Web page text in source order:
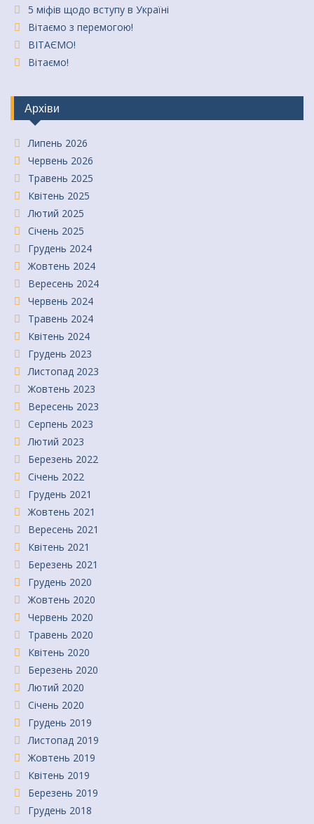
5 міфів щодо вступу в Україні
Вітаємо з перемогою!
ВІТАЄМО!
Вітаємо!
Архіви
Липень 2026
Червень 2026
Травень 2025
Квітень 2025
Лютий 2025
Січень 2025
Грудень 2024
Жовтень 2024
Вересень 2024
Червень 2024
Травень 2024
Квітень 2024
Грудень 2023
Листопад 2023
Жовтень 2023
Вересень 2023
Серпень 2023
Лютий 2023
Березень 2022
Січень 2022
Грудень 2021
Жовтень 2021
Вересень 2021
Квітень 2021
Березень 2021
Грудень 2020
Жовтень 2020
Червень 2020
Травень 2020
Квітень 2020
Березень 2020
Лютий 2020
Січень 2020
Грудень 2019
Листопад 2019
Жовтень 2019
Квітень 2019
Березень 2019
Грудень 2018